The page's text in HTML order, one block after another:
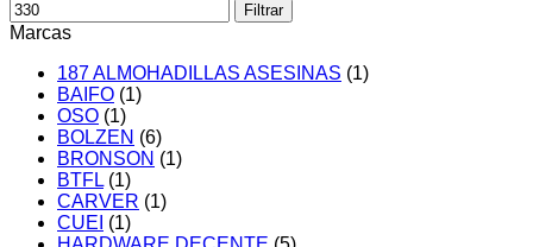
Filtrar
Marcas
187 ALMOHADILLAS ASESINAS (1)
BAIFO (1)
OSO (1)
BOLZEN (6)
BRONSON (1)
BTFL (1)
CARVER (1)
CUEI (1)